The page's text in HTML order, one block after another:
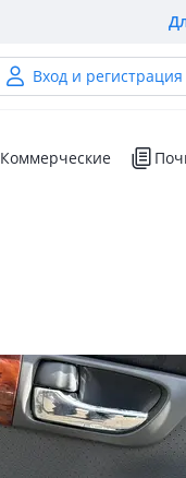
Вход и регистрация
Коммерческие